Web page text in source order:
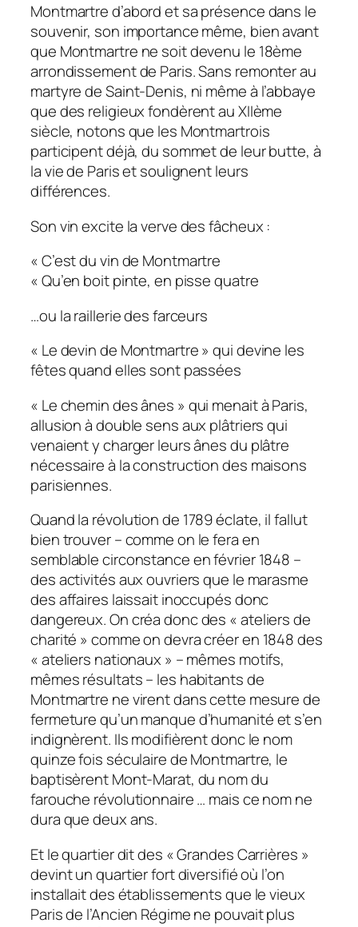
Montmartre d’abord et sa présence dans le
souvenir, son importance même, bien avant
que Montmartre ne soit devenu le 18ème
arrondissement de Paris. Sans remonter au
martyre de Saint-Denis, ni même à l’abbaye
que des religieux fondèrent au XIIème
siècle, notons que les Montmartrois
participent déjà, du sommet de leur butte, à
la vie de Paris et soulignent leurs
différences.
Son vin excite la verve des fâcheux :
« C’est du vin de Montmartre
« Qu’en boit pinte, en pisse quatre
…ou la raillerie des farceurs
« Le devin de Montmartre » qui devine les
fêtes quand elles sont passées
« Le chemin des ânes » qui menait à Paris,
allusion à double sens aux plâtriers qui
venaient y charger leurs ânes du plâtre
nécessaire à la construction des maisons
parisiennes.
Quand la révolution de 1789 éclate, il fallut
bien trouver – comme on le fera en
semblable circonstance en février 1848 –
des activités aux ouvriers que le marasme
des affaires laissait inoccupés donc
dangereux. On créa donc des « ateliers de
charité » comme on devra créer en 1848 des
« ateliers nationaux » – mêmes motifs,
mêmes résultats – les habitants de
Montmartre ne virent dans cette mesure de
fermeture qu’un manque d’humanité et s’en
indignèrent. Ils modifièrent donc le nom
quinze fois séculaire de Montmartre, le
baptisèrent Mont-Marat, du nom du
farouche révolutionnaire … mais ce nom ne
dura que deux ans.
Et le quartier dit des « Grandes Carrières »
devint un quartier fort diversifié où l’on
installait des établissements que le vieux
Paris de l’Ancien Régime ne pouvait plus